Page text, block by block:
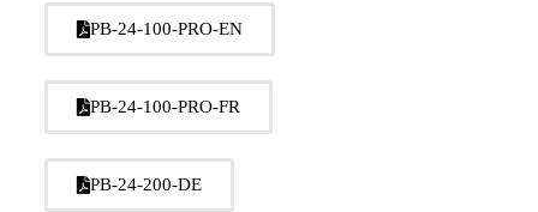
PB-24-100-PRO-EN
PB-24-100-PRO-FR
PB-24-200-DE